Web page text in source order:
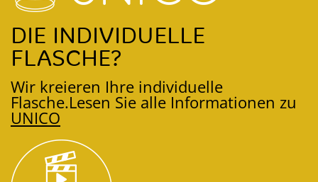
DIE INDIVIDUELLE
FLASCHE?
Wir kreieren Ihre individuelle
Flasche.Lesen Sie alle Informationen zu
UNICO